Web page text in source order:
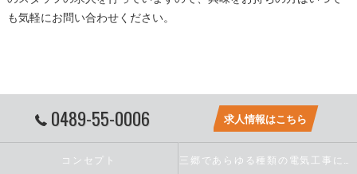
も気軽にお問い合わせください。
0489-55-0006 求人情報はこちら
コンセプト